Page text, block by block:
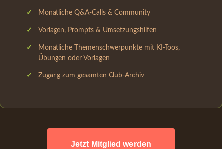
Monatliche Q&A-Calls & Community
Vorlagen, Prompts & Umsetzungshilfen
Monatliche Themenschwerpunkte mit KI-Toos,
Übungen oder Vorlagen
Zugang zum gesamten Club-Archiv
Jetzt Mitglied werden